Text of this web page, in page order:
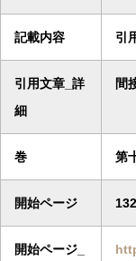
記載内容 引
引用文章_詳
細
間
巻 第
開始ページ 132
開始ページ_